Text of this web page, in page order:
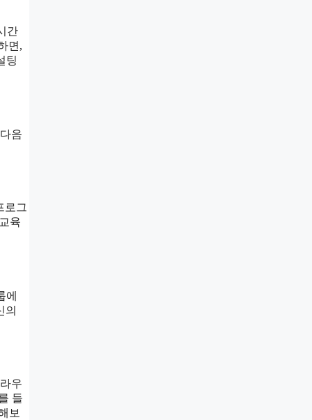
간
면,
팅
음
로그
육
에
의
우
들
보